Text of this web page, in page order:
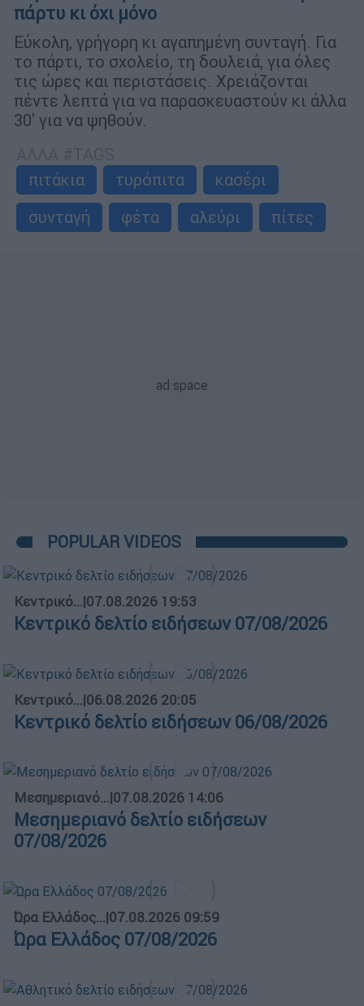
πάρτυ κι όχι μόνο
Εύκολη, γρήγορη κι αγαπημένη συνταγή. Για
το πάρτι, το σχολείο, τη δουλειά, για όλες
τις ώρες και περιστάσεις. Χρειάζονται
πέντε λεπτά για να παρασκευαστούν κι άλλα
30' για να ψηθούν.
πιτάκια
τυρόπιτα
κασέρι
συνταγή
φέτα αλεύρι πίτες
POPULAR VIDEOS
Κεντρικό...|07.08.2026 19:53
Κεντρικό δελτίο ειδήσεων 07/08/2026
Κεντρικό...|06.08.2026 20:05
Κεντρικό δελτίο ειδήσεων 06/08/2026
Μεσημεριανό...|07.08.2026 14:06
Μεσημεριανό δελτίο ειδήσεων
07/08/2026
Ώρα Ελλάδος...|07.08.2026 09:59
Ώρα Ελλάδος 07/08/2026